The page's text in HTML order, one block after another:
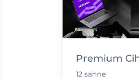
Premium
12 sahne